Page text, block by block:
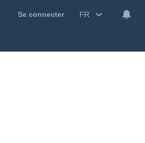
Se connecter FR